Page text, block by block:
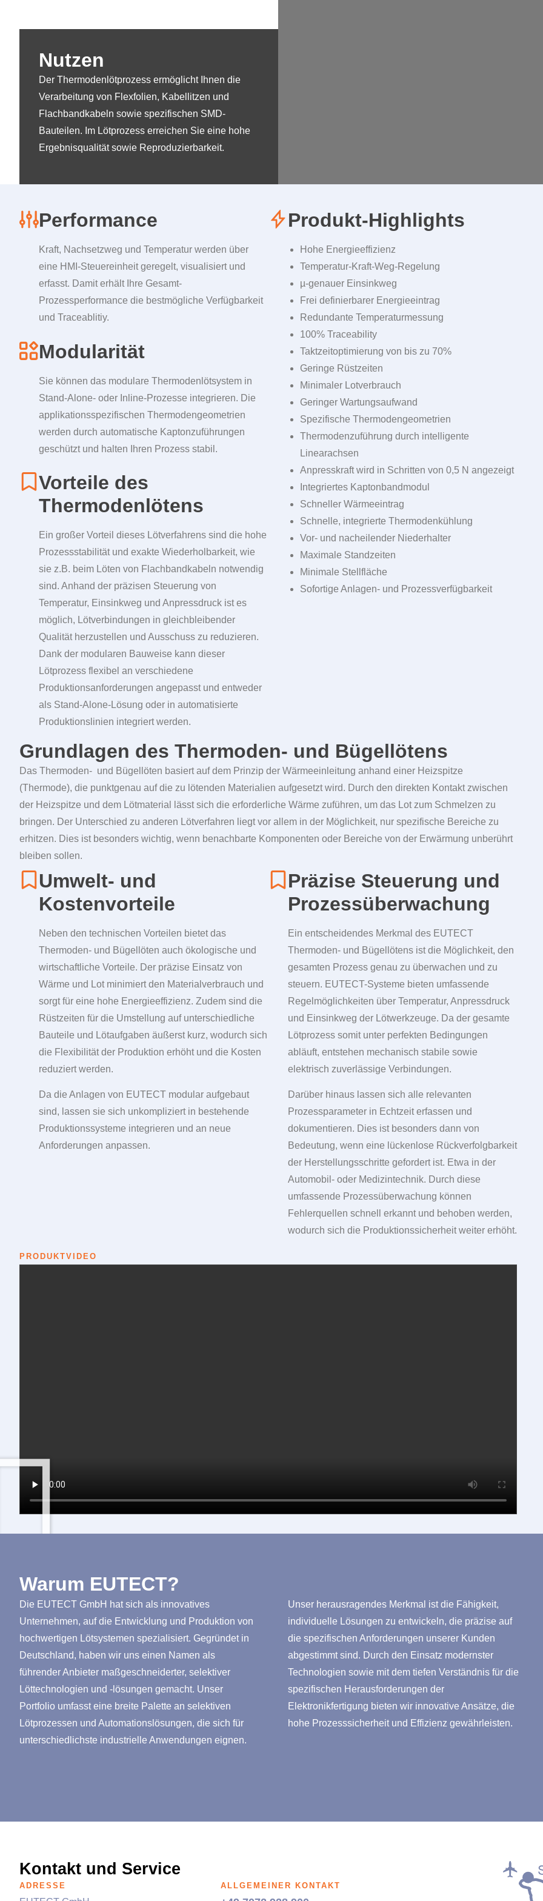
Nutzen
Der Thermodenlötprozess ermöglicht Ihnen die
Verarbeitung von Flexfolien, Kabellitzen und
Flachbandkabeln sowie spezifischen SMD-
Bauteilen. Im Lötprozess erreichen Sie eine hohe
Ergebnisqualität sowie Reproduzierbarkeit.
Performance
Kraft, Nachsetzweg und Temperatur werden über
eine HMI-Steuereinheit geregelt, visualisiert und
erfasst. Damit erhält Ihre Gesamt-
Prozessperformance die bestmögliche Verfügbarkeit
und Traceablitiy.
Modularität
Sie können das modulare Thermodenlötsystem in
Stand-Alone- oder Inline-Prozesse integrieren. Die
applikationsspezifischen Thermodengeometrien
werden durch automatische Kaptonzuführungen
geschützt und halten Ihren Prozess stabil.
Vorteile des
Thermodenlötens
Ein großer Vorteil dieses Lötverfahrens sind die hohe
Prozessstabilität und exakte Wiederholbarkeit, wie
sie z.B. beim Löten von Flachbandkabeln notwendig
sind. Anhand der präzisen Steuerung von
Temperatur, Einsinkweg und Anpressdruck ist es
möglich, Lötverbindungen in gleichbleibender
Qualität herzustellen und Ausschuss zu reduzieren.
Dank der modularen Bauweise kann dieser
Lötprozess flexibel an verschiedene
Produktionsanforderungen angepasst und entweder
als Stand-Alone-Lösung oder in automatisierte
Produktionslinien integriert werden.
Produkt-Highlights
Hohe Energieeffizienz
Temperatur-Kraft-Weg-Regelung
µ-genauer Einsinkweg
Frei definierbarer Energieeintrag
Redundante Temperaturmessung
100% Traceability
Taktzeitoptimierung von bis zu 70%
Geringe Rüstzeiten
Minimaler Lotverbrauch
Geringer Wartungsaufwand
Spezifische Thermodengeometrien
Thermodenzuführung durch intelligente
Linearachsen
Anpresskraft wird in Schritten von 0,5 N angezeigt
Integriertes Kaptonbandmodul
Schneller Wärmeeintrag
Schnelle, integrierte Thermodenkühlung
Vor- und nacheilender Niederhalter
Maximale Standzeiten
Minimale Stellfläche
Sofortige Anlagen- und Prozessverfügbarkeit
Grundlagen des Thermoden- und Bügellötens
Das Thermoden- und Bügellöten basiert auf dem Prinzip der Wärmeeinleitung anhand einer Heizspitze
(Thermode), die punktgenau auf die zu lötenden Materialien aufgesetzt wird. Durch den direkten Kontakt zwischen
der Heizspitze und dem Lötmaterial lässt sich die erforderliche Wärme zuführen, um das Lot zum Schmelzen zu
bringen. Der Unterschied zu anderen Lötverfahren liegt vor allem in der Möglichkeit, nur spezifische Bereiche zu
erhitzen. Dies ist besonders wichtig, wenn benachbarte Komponenten oder Bereiche von der Erwärmung unberührt
bleiben sollen.
Umwelt- und
Kostenvorteile
Neben den technischen Vorteilen bietet das
Thermoden- und Bügellöten auch ökologische und
wirtschaftliche Vorteile. Der präzise Einsatz von
Wärme und Lot minimiert den Materialverbrauch und
sorgt für eine hohe Energieeffizienz. Zudem sind die
Rüstzeiten für die Umstellung auf unterschiedliche
Bauteile und Lötaufgaben äußerst kurz, wodurch sich
die Flexibilität der Produktion erhöht und die Kosten
reduziert werden.
Da die Anlagen von EUTECT modular aufgebaut
sind, lassen sie sich unkompliziert in bestehende
Produktionssysteme integrieren und an neue
Anforderungen anpassen.
Präzise Steuerung und
Prozess­überwachung
Ein entscheidendes Merkmal des EUTECT
Thermoden- und Bügellötens ist die Möglichkeit, den
gesamten Prozess genau zu überwachen und zu
steuern. EUTECT-Systeme bieten umfassende
Regelmöglichkeiten über Temperatur, Anpressdruck
und Einsinkweg der Lötwerkzeuge. Da der gesamte
Lötprozess somit unter perfekten Bedingungen
abläuft, entstehen mechanisch stabile sowie
elektrisch zuverlässige Verbindungen.
Darüber hinaus lassen sich alle relevanten
Prozessparameter in Echtzeit erfassen und
dokumentieren. Dies ist besonders dann von
Bedeutung, wenn eine lückenlose Rückverfolgbarkeit
der Herstellungsschritte gefordert ist. Etwa in der
Automobil- oder Medizintechnik. Durch diese
umfassende Prozess­überwachung können
Fehlerquellen schnell erkannt und behoben werden,
wodurch sich die Produktionssicherheit weiter erhöht.
PRODUKTVIDEO
Warum EUTECT?
Die EUTECT GmbH hat sich als innovatives
Unternehmen, auf die Entwicklung und Produktion von
hochwertigen Lötsystemen spezialisiert. Gegründet in
Deutschland, haben wir uns einen Namen als
führender Anbieter maßgeschneiderter, selektiver
Löttechnologien und -lösungen gemacht. Unser
Portfolio umfasst eine breite Palette an selektiven
Lötprozessen und Automations­lösungen, die sich für
unterschiedlichste industrielle Anwendungen eignen.
Unser herausragendes Merkmal ist die Fähigkeit,
individuelle Lösungen zu entwickeln, die präzise auf
die spezifischen Anforderungen unserer Kunden
abgestimmt sind. Durch den Einsatz modernster
Technologien sowie mit dem tiefen Verständnis für die
spezifischen Herausforderungen der
Elektronikfertigung bieten wir innovative Ansätze, die
hohe Prozesssicherheit und Effizienz gewährleisten.
Kontakt und Service
ADRESSE ALLGEMEINER KONTAKT